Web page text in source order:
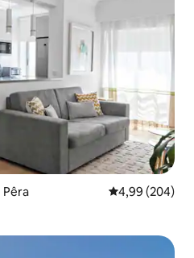
Pêra 5 üzerinden
4,99 (204)